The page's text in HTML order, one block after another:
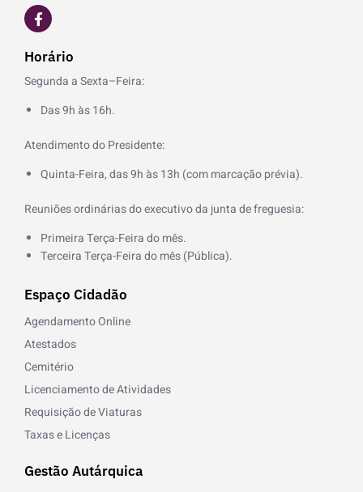
F
a
c
e
b
o
o
k
Horário
Segunda a Sexta–Feira:
Das 9h às 16h.
Atendimento do Presidente:
Quinta-Feira, das 9h às 13h (com marcação prévia).
Reuniões ordinárias do executivo da junta de freguesia:
Primeira Terça-Feira do mês.
Terceira Terça-Feira do mês (Pública).
Espaço Cidadão
Agendamento Online
Atestados
Cemitério
Licenciamento de Atividades
Requisição de Viaturas
Taxas e Licenças
Gestão Autárquica